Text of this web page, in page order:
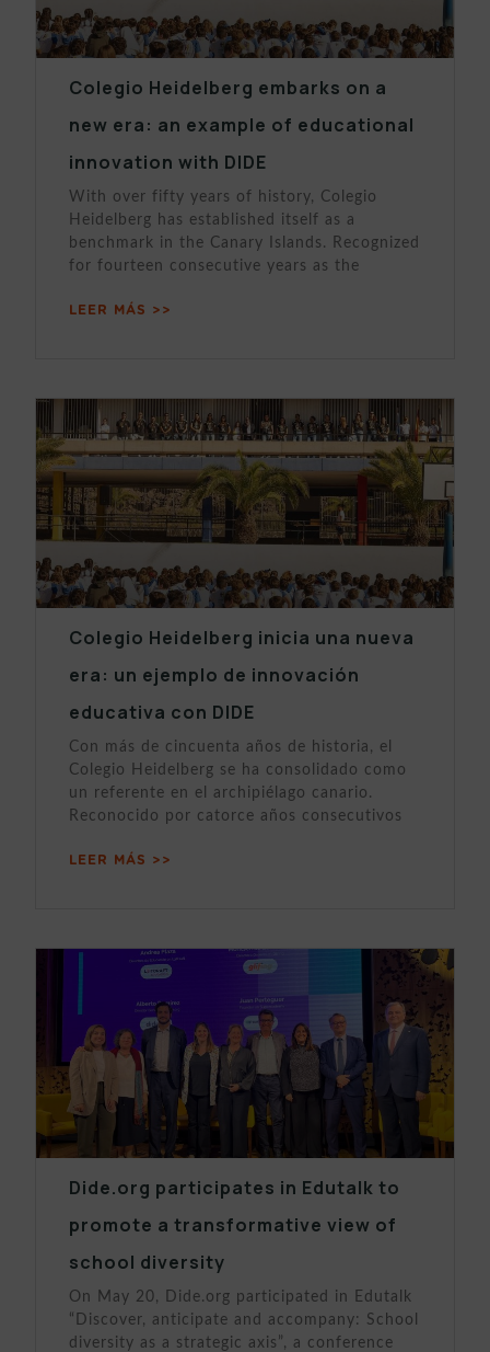
Colegio Heidelberg embarks on a
new era: an example of educational
innovation with DIDE
With over fifty years of history, Colegio
Heidelberg has established itself as a
benchmark in the Canary Islands. Recognized
for fourteen consecutive years as the
LEER MÁS >>
Colegio Heidelberg inicia una nueva
era: un ejemplo de innovación
educativa con DIDE
Con más de cincuenta años de historia, el
Colegio Heidelberg se ha consolidado como
un referente en el archipiélago canario.
Reconocido por catorce años consecutivos
LEER MÁS >>
Dide.org participates in Edutalk to
promote a transformative view of
school diversity
On May 20, Dide.org participated in Edutalk
“Discover, anticipate and accompany: School
diversity as a strategic axis”, a conference